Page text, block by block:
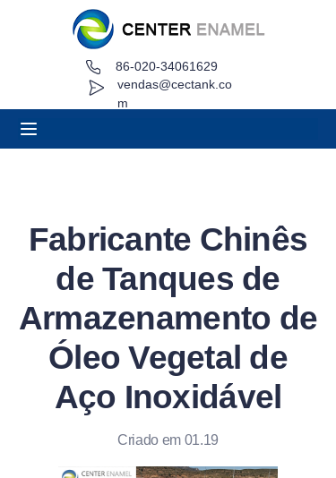
vendas@cectank.co
m
86-020-34061629
Fabricante Chinês
de Tanques de
Armazenamento de
Óleo Vegetal de
Aço Inoxidável
Criado em 01.19
Sobre
Solicitar orçamento
Notícias
Contato